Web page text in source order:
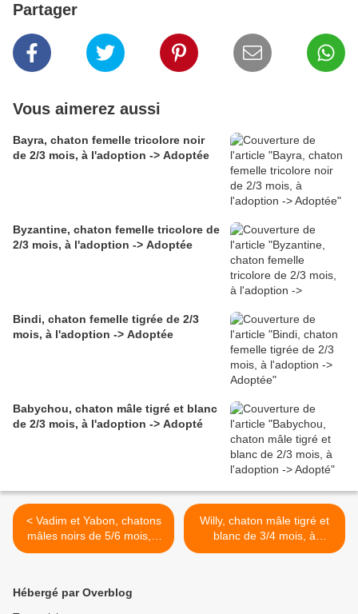
Partager
Vous aimerez aussi
Bayra, chaton femelle tricolore noir
de 2/3 mois, à l'adoption -> Adoptée
Byzantine, chaton femelle tricolore de
2/3 mois, à l'adoption -> Adoptée
Bindi, chaton femelle tigrée de 2/3
mois, à l'adoption -> Adoptée
Babychou, chaton mâle tigré et blanc
de 2/3 mois, à l'adoption -> Adopté
< Vadim et Yabon, chatons
mâles noirs de 5/6 mois, à
l'adoption -> adoptés
Willy, chaton mâle tigré et
blanc de 3/4 mois, à
l'adoption -> adopté >
Hébergé par Overblog